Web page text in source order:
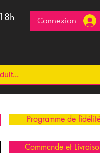
Connexion
Programme de fidélité
Commande et